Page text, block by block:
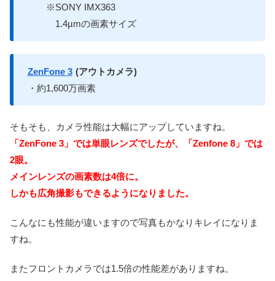
※SONY IMX363
1.4µmの画素サイズ
ZenFone 3 (アウトカメラ)
・約1,600万画素
そもそも、カメラ性能は大幅にアップしていますね。
「ZenFone 3」では単眼レンズでしたが、「Zenfone 8」では
2眼。
メインレンズの画素数は4倍に。
しかも広角撮影もできるようになりました。
こんなにも性能が違いますので写真もかなりキレイになりま
すね。
またフロントカメラでは1.5倍の性能差がありますね。